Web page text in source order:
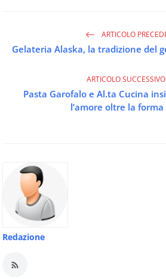
ARTICOLO
Gelateria Alaska, la tradizione del
ARTICOLO SUCCESSIVO
Pasta Garofalo e Al.ta Cucina
l’amore oltre la forma
Redazione